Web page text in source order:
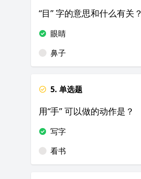
“目” 字的意思和什么有关？
眼睛
鼻子
5. 单选题
用“手” 可以做的动作是？
写字
看书